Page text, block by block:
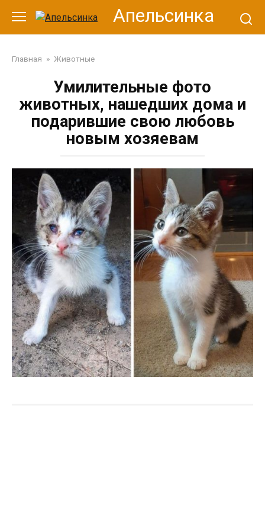
контенту
Апельсинка
Главная » Животные
Умилительные фото
животных, нашедших дома и
подарившие свою любовь
новым хозяевам